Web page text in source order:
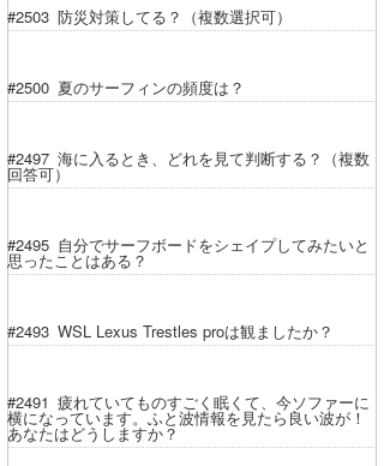
#2503 防災対策してる？（複数選択可）
#2500 夏のサーフィンの頻度は？
#2497 海に入るとき、どれを見て判断する？（複数
回答可）
#2495 自分でサーフボードをシェイプしてみたいと
思ったことはある？
#2493 WSL Lexus Trestles proは観ましたか？
#2491 疲れていてものすごく眠くて、今ソファーに
横になっています。ふと波情報を見たら良い波が！
あなたはどうしますか？